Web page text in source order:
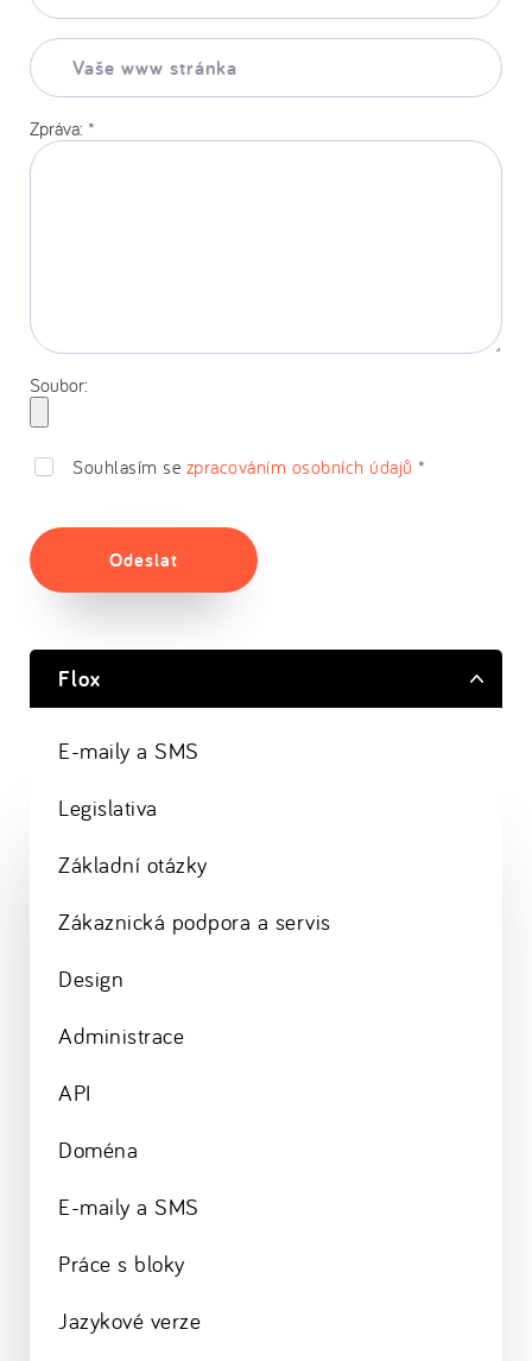
Vaše
www
stránka:
Zpráva: *
Soubor:
Souhlasím se zpracováním osobních údajů *
Odeslat
Flox
E-maily a SMS
Legislativa
Základní otázky
Zákaznická podpora a servis
Design
Administrace
API
Doména
E-maily a SMS
Práce s bloky
Jazykové verze